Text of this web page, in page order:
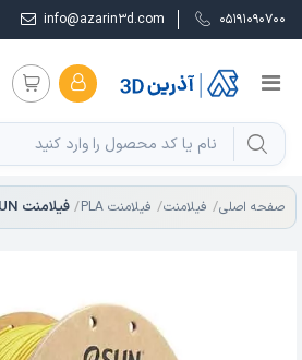
05191090700
info@azarin3d.com
صفحه اصلی فیلامنت فیلامنت PLA فیلامنت PLA+ eSUN طلایی 1.75 میلی متر